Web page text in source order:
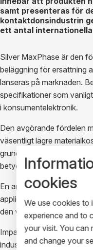
samt presenteras för
kontaktdonsindustrin
ett antal
Silver MaxPhase är den
beläggning för ersättning
lanseras på marknaden.
specifikationer som
i konsumentelektronik.
Den avgörande fördelen
väsentligt lägre
grund av det stigande
betydelse för
En annan fördel är att
applicering av Silver
den våtkemiska metod
Impact Coatings erbjuder
industriell produktion av
cookies
We use cookies to
experience and to
your visit. You can
and change your